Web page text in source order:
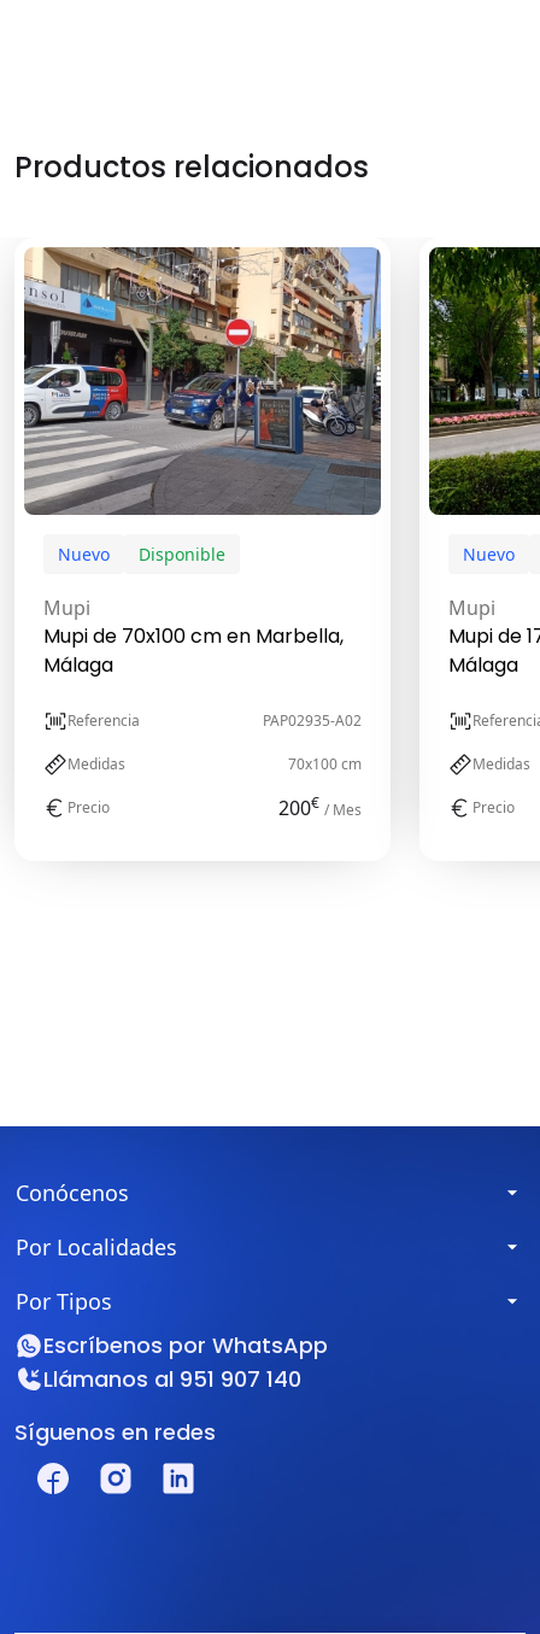
Productos relacionados
Nuevo Disponible
Mupi
Mupi de 70x100 cm en Marbella,
Málaga
Referencia PAP02935-A02
Medidas 70x100 cm
Precio 200€ / Mes
Nuevo
Mupi
Mupi de
Málaga
Medidas
Precio
Conócenos
Por Localidades
Por Tipos
Escríbenos por WhatsApp
Llámanos al 951 907 140
Síguenos en redes